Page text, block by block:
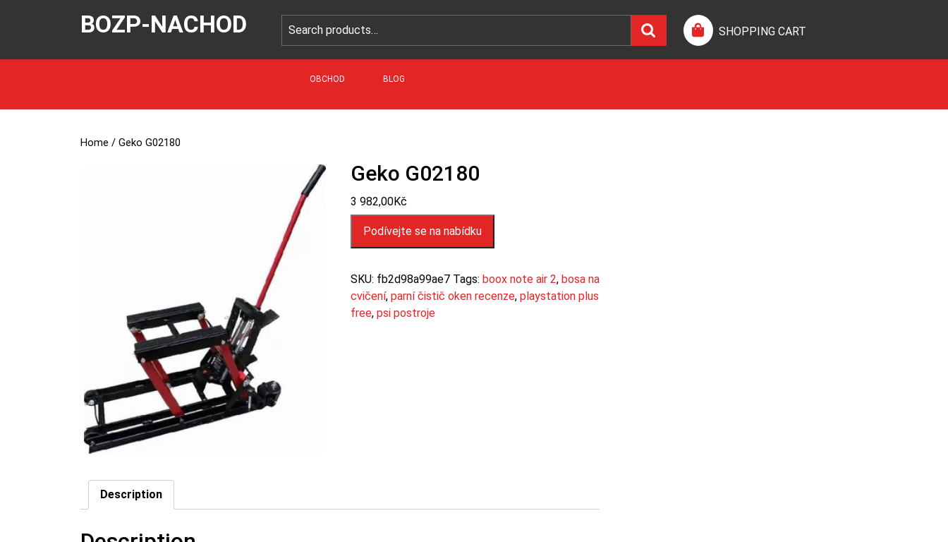
BOZP-NACHOD SHOPPING CART
OBCHOD BLOG
Home / Geko G02180
Geko G02180
3 982,00Kč
Podívejte se na nabídku
SKU: fb2d98a99ae7 Tags: boox note air 2, bosa na
cvičení, parní čistič oken recenze, playstation plus
free, psi postroje
Description